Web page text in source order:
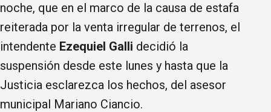
noche, que en el marco de la causa de estafa
reiterada por la venta irregular de terrenos, el
intendente Ezequiel Galli decidió la
suspensión desde este lunes y hasta que la
Justicia esclarezca los hechos, del asesor
municipal Mariano Ciancio.